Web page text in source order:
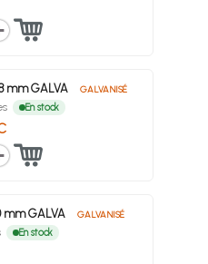
mm GALVA GALVANISÉ
En stock
mm GALVA GALVANISÉ
En stock